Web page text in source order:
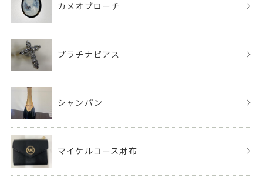
カメオブローチ
プラチナピアス
シャンパン
マイケルコース財布